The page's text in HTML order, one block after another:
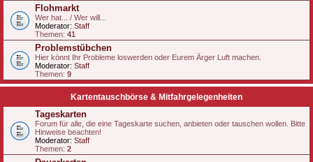
Flohmarkt
Wer hat... / Wer will...
Moderator: Staff
Themen: 41
Problemstübchen
Hier könnt Ihr Probleme loswerden oder Eurem Ärger Luft machen.
Moderator: Staff
Themen: 9
Kartentauschbörse & Mitfahrgelegenheiten
Tageskarten
Forum für alle, die eine Tageskarte suchen, anbieten oder tauschen wollen. Bitte
Hinweise beachten!
Moderator: Staff
Themen: 2